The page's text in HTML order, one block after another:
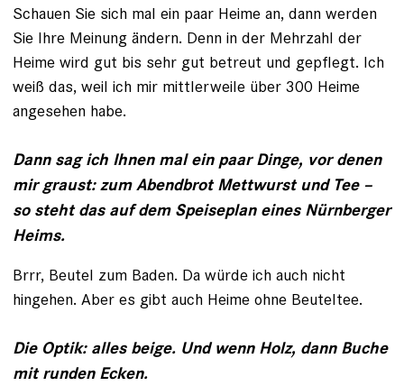
Schauen Sie sich mal ein paar Heime an, dann werden
Sie Ihre Meinung ändern. Denn in der Mehrzahl der
Heime wird gut bis sehr gut betreut und gepflegt. Ich
weiß das, weil ich mir mittlerweile über 300 Heime
angesehen habe.
Dann sag ich Ihnen mal ein paar Dinge, vor denen
mir graust: zum Abendbrot Mettwurst und Tee –
so steht das auf dem Speiseplan eines Nürnberger
Heims.
Brrr, Beutel zum Baden. Da würde ich auch nicht
hingehen. Aber es gibt auch Heime ohne Beuteltee.
Die Optik: alles beige. Und wenn Holz, dann Buche
mit runden Ecken.